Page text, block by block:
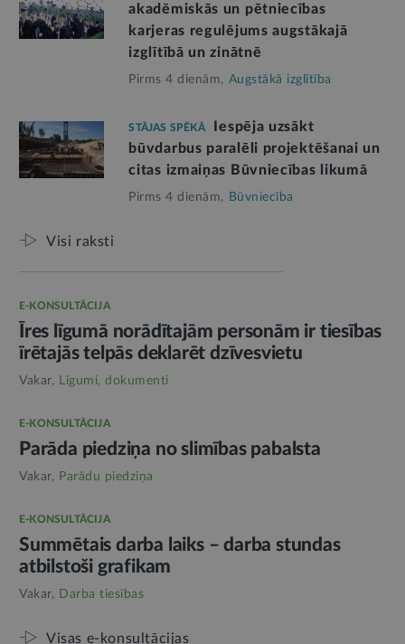
akadēmiskās un pētniecības
karjeras regulējums augstākajā
izglītībā un zinātnē
Pirms 4 dienām, Augstākā izglītība
STĀJAS SPĒKĀ
Iespēja uzsākt
būvdarbus paralēli projektēšanai un
citas izmaiņas Būvniecības likumā
Pirms 4 dienām, Būvniecība
Visi raksti
E-KONSULTĀCIJA
Īres līgumā norādītajām personām ir tiesības
īrētajās telpās deklarēt dzīvesvietu
Vakar, Līgumi, dokumenti
E-KONSULTĀCIJA
Parāda piedziņa no slimības pabalsta
Vakar, Parādu piedziņa
E-KONSULTĀCIJA
Summētais darba laiks – darba stundas
atbilstoši grafikam
Vakar, Darba tiesības
Visas e-konsultācijas